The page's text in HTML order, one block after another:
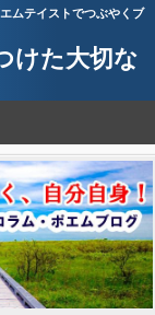
ムテイストでつぶやくブ
けた大切な